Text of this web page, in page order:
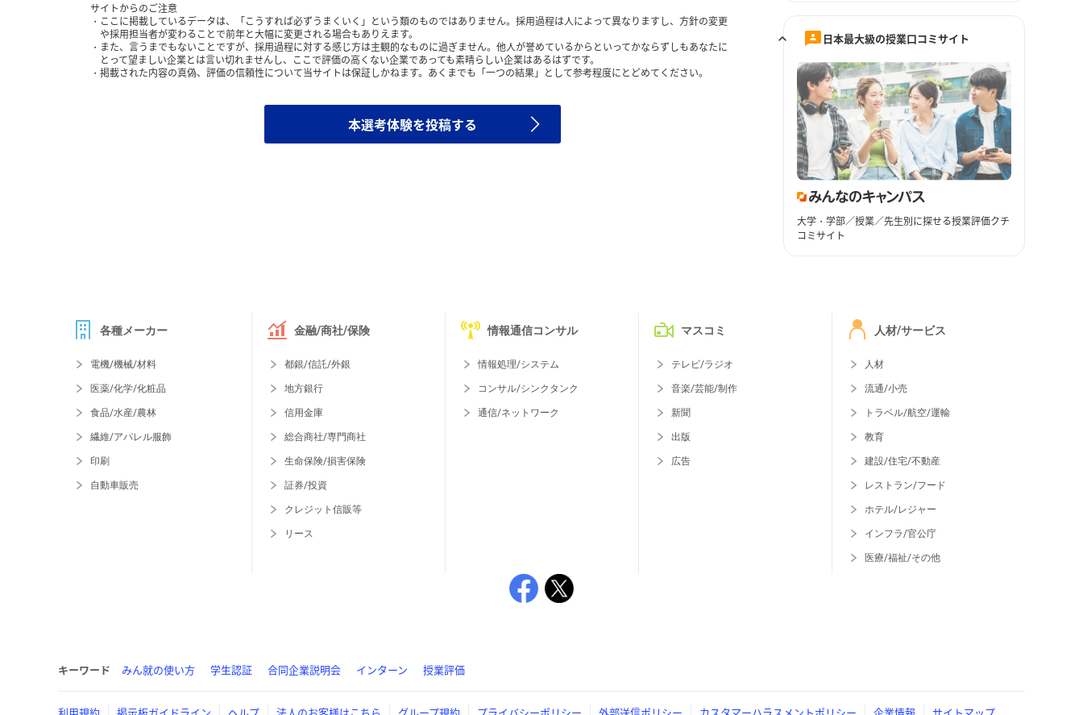
サイトからのご注意
ここに掲載しているデータは、「こうすれば必ずうまくいく」という類のものではありません。採用過程は人によって異なりますし、方針の変更
や採用担当者が変わることで前年と大幅に変更される場合もありえます。
また、言うまでもないことですが、採用過程に対する感じ方は主観的なものに過ぎません。他人が誉めているからといってかならずしもあなたに
とって望ましい企業とは言い切れませんし、ここで評価の高くない企業であっても素晴らしい企業はあるはずです。
掲載された内容の真偽、評価の信頼性について当サイトは保証しかねます。あくまでも「一つの結果」として参考程度にとどめてください。
本選考体験を投稿する
日本最大級の授業口コミサイト
大学・学部／授業／先生別に探せる授業評価クチ
コミサイト
各種メーカー
電機/機械/材料
医薬/化学/化粧品
食品/水産/農林
繊維/アパレル服飾
印刷
自動車販売
金融/商社/保険
都銀/信託/外銀
地方銀行
信用金庫
総合商社/専門商社
生命保険/損害保険
証券/投資
クレジット信販等
リース
情報通信コンサル
情報処理/システム
コンサル/シンクタンク
通信/ネットワーク
マスコミ
テレビ/ラジオ
音楽/芸能/制作
新聞
出版
広告
人材/サービス
人材
流通/小売
トラベル/航空/運輸
教育
建設/住宅/不動産
レストラン/フード
ホテル/レジャー
インフラ/官公庁
医療/福祉/その他
キーワード みん就の使い方 学生認証 合同企業説明会 インターン 授業評価